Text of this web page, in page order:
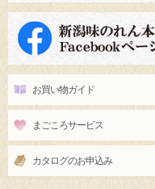
お買い物ガイド
まごころサービス
カタログのお申込み